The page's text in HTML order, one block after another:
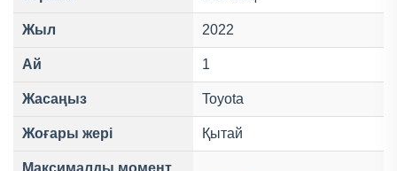
Жыл 2022
Ай 1
Жасаңыз Toyota
Жоғары жері Қытай
Максималды момент